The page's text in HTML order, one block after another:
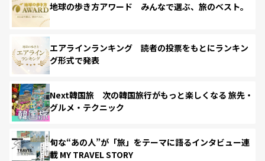
地球の歩き方アワード みんなで選ぶ、旅のベスト。
エアラインランキング 読者の投票をもとにランキン
グ形式で発表
Next韓国旅 次の韓国旅行がもっと楽しくなる 旅先・
グルメ・テクニック
旬な“あの人”が「旅」をテーマに語るインタビュー連
載 MY TRAVEL STORY